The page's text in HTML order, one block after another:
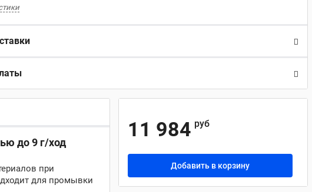
до 9 г/ход
при
для промывки
11 984 руб
Добавить в корзину